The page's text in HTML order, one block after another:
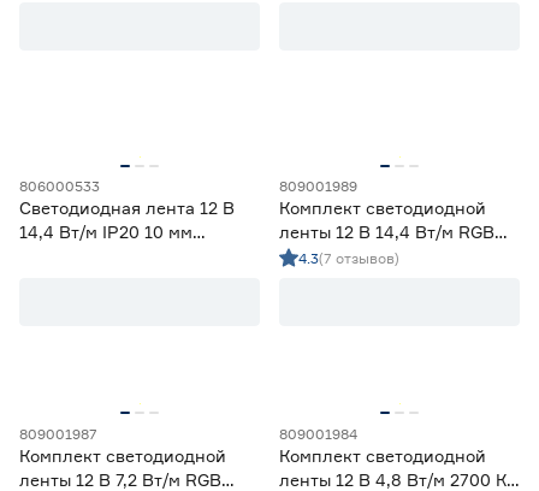
1 1,2
10 16
Напряжение (В)
806000533
Светодиодная лента 12 В
14,4 Вт/м IP20 10 мм
809001989
Комплект светодиодной
ленты 12 В 14,4 Вт/м RGB
IP20 5050 с пультом ДУ 5 м
4.3(7 отзывов)
809001987
Комплект светодиодной
ленты 12 В 7,2 Вт/м RGB
809001984
Комплект светодиодной
ленты 12 В 4,8 Вт/м 2700 К